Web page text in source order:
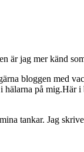
jag mer känd
bloggen med
på
tankar. Jag